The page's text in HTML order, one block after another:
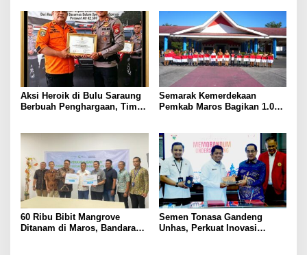
Aksi Heroik di Bulu Saraung
Berbuah Penghargaan, Tim
Semarak Kemerdekaan
Pemkab Maros Bagikan 1.000
60 Ribu Bibit Mangrove
Ditanam di Maros, Bandara
Semen Tonasa Gandeng
Unhas, Perkuat Inovasi